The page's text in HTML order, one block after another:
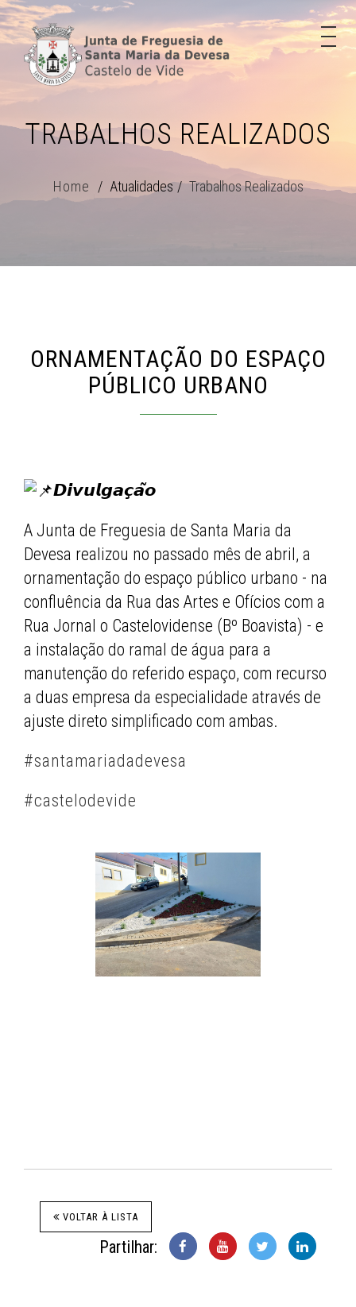
TRABALHOS REALIZADOS
Home Atualidades Trabalhos Realizados
ORNAMENTAÇÃO DO ESPAÇO
PÚBLICO URBANO
𝘿𝙞𝙫𝙪𝙡𝙜𝙖𝙘̧𝙖̃𝙤
A Junta de Freguesia de Santa Maria da
Devesa realizou no passado mês de abril, a
ornamentação do espaço público urbano - na
confluência da Rua das Artes e Ofícios com a
Rua Jornal o Castelovidense (Bº Boavista) - e
a instalação do ramal de água para a
manutenção do referido espaço, com recurso
a duas empresa da especialidade através de
ajuste direto simplificado com ambas.
#santamariadadevesa
#castelodevide
VOLTAR À LISTA
Partilhar: